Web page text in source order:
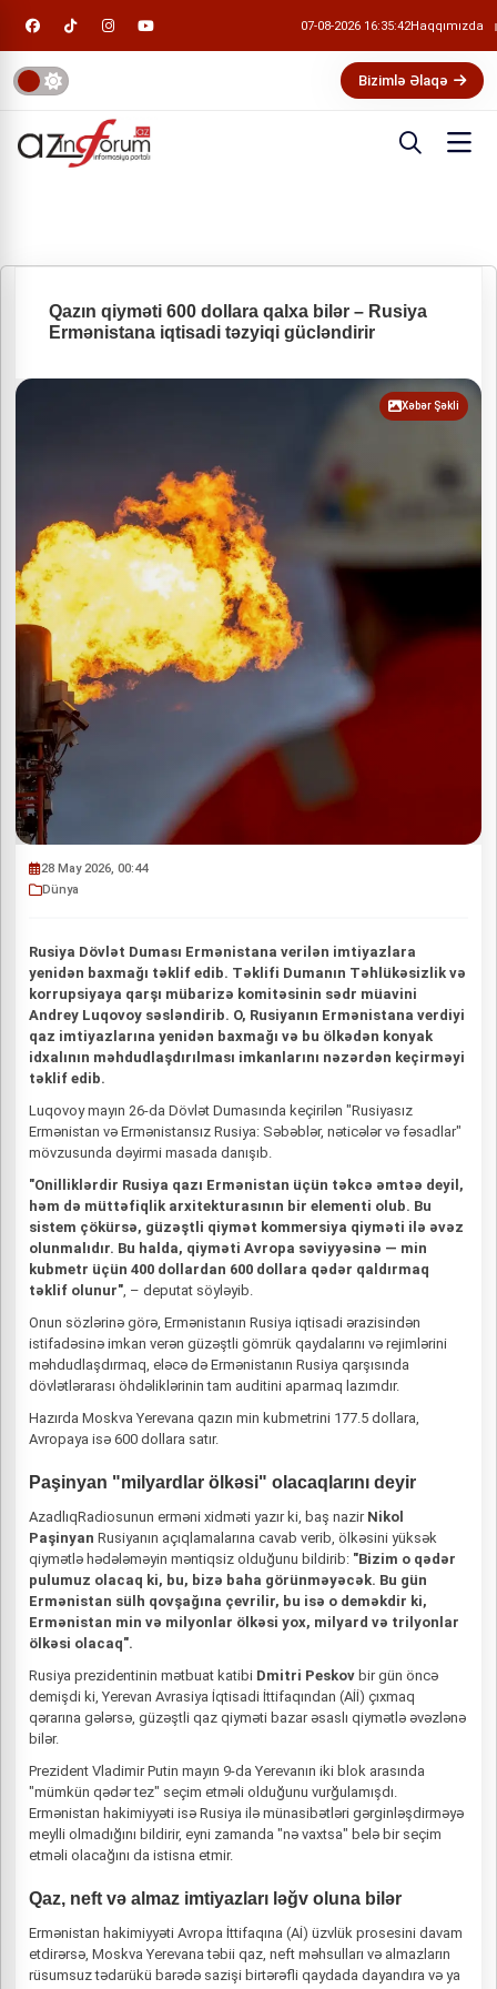
07-08-2026 16:35:43Haqqımızda
Bizimlə Əlaqə
Qazın qiyməti 600 dollara qalxa bilər – Rusiya
Ermənistana iqtisadi təzyiqi gücləndirir
Xəbər Şəkli
28 May 2026, 00:44
Dünya
Rusiya Dövlət Duması Ermənistana verilən imtiyazlara
yenidən baxmağı təklif edib. Təklifi Dumanın Təhlükəsizlik və
korrupsiyaya qarşı mübarizə komitəsinin sədr müavini
Andrey Luqovoy səsləndirib. O, Rusiyanın Ermənistana verdiyi
qaz imtiyazlarına yenidən baxmağı və bu ölkədən konyak
idxalının məhdudlaşdırılması imkanlarını nəzərdən keçirməyi
təklif edib.
Luqovoy mayın 26-da Dövlət Dumasında keçirilən "Rusiyasız
Ermənistan və Ermənistansız Rusiya: Səbəblər, nəticələr və fəsadlar"
mövzusunda dəyirmi masada danışıb.
"Onilliklərdir Rusiya qazı Ermənistan üçün təkcə əmtəə deyil,
həm də müttəfiqlik arxitekturasının bir elementi olub. Bu
sistem çökürsə, güzəştli qiymət kommersiya qiyməti ilə əvəz
olunmalıdır. Bu halda, qiyməti Avropa səviyyəsinə — min
kubmetr üçün 400 dollardan 600 dollara qədər qaldırmaq
təklif olunur", – deputat söyləyib.
Onun sözlərinə görə, Ermənistanın Rusiya iqtisadi ərazisindən
istifadəsinə imkan verən güzəştli gömrük qaydalarını və rejimlərini
məhdudlaşdırmaq, eləcə də Ermənistanın Rusiya qarşısında
dövlətlərarası öhdəliklərinin tam auditini aparmaq lazımdır.
Hazırda Moskva Yerevana qazın min kubmetrini 177.5 dollara,
Avropaya isə 600 dollara satır.
Paşinyan "milyardlar ölkəsi" olacaqlarını deyir
AzadlıqRadiosunun erməni xidməti yazır ki, baş nazir Nikol
Paşinyan Rusiyanın açıqlamalarına cavab verib, ölkəsini yüksək
qiymətlə hədələməyin məntiqsiz olduğunu bildirib: "Bizim o qədər
pulumuz olacaq ki, bu, bizə baha görünməyəcək. Bu gün
Ermənistan sülh qovşağına çevrilir, bu isə o deməkdir ki,
Ermənistan min və milyonlar ölkəsi yox, milyard və trilyonlar
ölkəsi olacaq".
Rusiya prezidentinin mətbuat katibi Dmitri Peskov bir gün öncə
demişdi ki, Yerevan Avrasiya İqtisadi İttifaqından (Aİİ) çıxmaq
qərarına gələrsə, güzəştli qaz qiyməti bazar əsaslı qiymətlə əvəzlənə
bilər.
Prezident Vladimir Putin mayın 9-da Yerevanın iki blok arasında
"mümkün qədər tez" seçim etməli olduğunu vurğulamışdı.
Ermənistan hakimiyyəti isə Rusiya ilə münasibətləri gərginləşdirməyə
meylli olmadığını bildirir, eyni zamanda "nə vaxtsa" belə bir seçim
etməli olacağını da istisna etmir.
Qaz, neft və almaz imtiyazları ləğv oluna bilər
Ermənistan hakimiyyəti Avropa İttifaqına (Aİ) üzvlük prosesini davam
etdirərsə, Moskva Yerevana təbii qaz, neft məhsulları və almazların
rüsumsuz tədarükü barədə sazişi birtərəfli qaydada dayandıra və ya